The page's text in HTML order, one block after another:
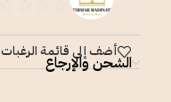
أضف إلى قائمة الرغبات
الشحن والإرجاع